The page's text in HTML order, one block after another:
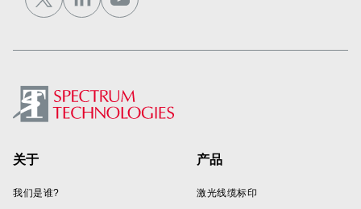
Footer
关于
我们是谁?
产品
激光线缆标印